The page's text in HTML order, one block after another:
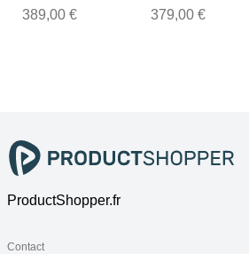
moyenne (H3),
389,00 €
moyenne (H3),
379,00 €
ProductShopper.fr
Contact